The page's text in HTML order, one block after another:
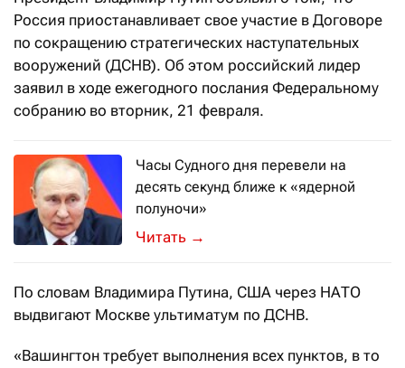
Россия приостанавливает свое участие в Договоре
по сокращению стратегических наступательных
вооружений (ДСНВ). Об этом российский лидер
заявил в ходе ежегодного послания Федеральному
собранию во вторник, 21 февраля.
Часы Судного дня перевели на
десять секунд ближе к «ядерной
полуночи»
Это самое близкое к катастрофе
→
По словам Владимира Путина, США через НАТО
выдвигают Москве ультиматум по ДСНВ.
«Вашингтон требует выполнения всех пунктов, в то